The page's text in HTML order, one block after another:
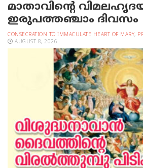
മാതാവിന്റെ
ഇരുപത്തഞ്ചാം ദിവസം
CONSECRATION TO IMMACULATE HEART OF MARY,
AUGUST 8, 2026